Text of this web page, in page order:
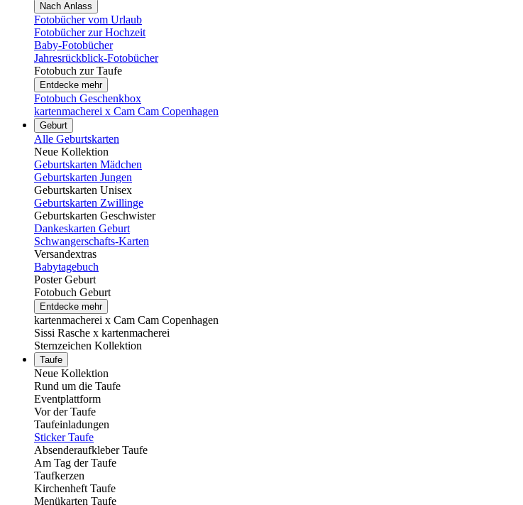
Nach Anlass
Fotobücher vom Urlaub
Fotobücher zur Hochzeit
Baby-Fotobücher
Jahresrückblick-Fotobücher
Fotobuch zur Taufe
Entdecke mehr
Fotobuch Geschenkbox
kartenmacherei x Cam Cam Copenhagen
Geburt
Alle Geburtskarten
Neue Kollektion
Geburtskarten Mädchen
Geburtskarten Jungen
Geburtskarten Unisex
Geburtskarten Zwillinge
Geburtskarten Geschwister
Dankeskarten Geburt
Schwangerschafts-Karten
Versandextras
Babytagebuch
Poster Geburt
Fotobuch Geburt
Entdecke mehr
kartenmacherei x Cam Cam Copenhagen
Sissi Rasche x kartenmacherei
Sternzeichen Kollektion
Taufe
Neue Kollektion
Rund um die Taufe
Eventplattform
Vor der Taufe
Taufeinladungen
Sticker Taufe
Absenderaufkleber Taufe
Am Tag der Taufe
Taufkerzen
Kirchenheft Taufe
Menükarten Taufe